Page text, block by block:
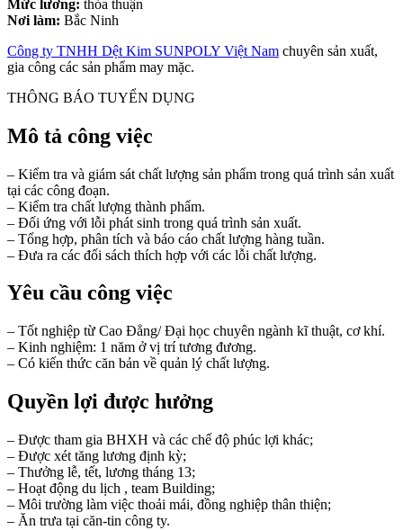
Mức lương: thỏa thuận
Nơi làm: Bắc Ninh
Công ty TNHH Dệt Kim SUNPOLY Việt Nam chuyên sản xuất,
gia công các sản phẩm may mặc.
THÔNG BÁO TUYỂN DỤNG
Mô tả công việc
– Kiểm tra và giám sát chất lượng sản phẩm trong quá trình sản xuất
tại các công đoạn.
– Kiểm tra chất lượng thành phẩm.
– Đối ứng với lỗi phát sinh trong quá trình sản xuất.
– Tổng hợp, phân tích và báo cáo chất lượng hàng tuần.
– Đưa ra các đối sách thích hợp với các lỗi chất lượng.
Yêu cầu công việc
– Tốt nghiệp từ Cao Đẳng/ Đại học chuyên ngành kĩ thuật, cơ khí.
– Kinh nghiệm: 1 năm ở vị trí tương đương.
– Có kiến thức căn bản về quản lý chất lượng.
Quyền lợi được hưởng
– Được tham gia BHXH và các chế độ phúc lợi khác;
– Được xét tăng lương định kỳ;
– Thưởng lễ, tết, lương tháng 13;
– Hoạt động du lịch , team Building;
– Môi trường làm việc thoải mái, đồng nghiệp thân thiện;
– Ăn trưa tại căn-tin công ty.